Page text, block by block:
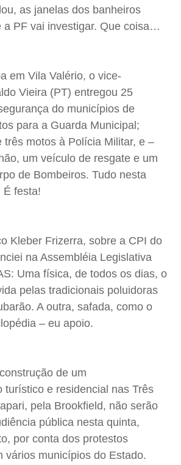
as janelas dos banheiros
a PF vai investigar. Que coisa…
em Vila Valério, o vice-
Vieira (PT) entregou 25
do municípios de
para a Guarda Municipal;
três motos à Polícia Militar, e –
um veículo de resgate e um
de Bombeiros. Tudo nesta
É festa!
Kleber Frizerra, sobre a CPI do
na Assembléia Legislativa
Uma física, de todos os dias, o
pelas tradicionais poluidoras
A outra, safada, como o
– eu apoio.
de um
turístico e residencial nas Três
pela Brookfield, não serão
pública nesta quinta,
por conta dos protestos
vários municípios do Estado.